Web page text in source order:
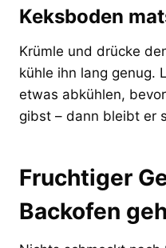
Keksboden
Krümle und drücke
kühle ihn lang genug.
etwas abkühlen,
gibst – dann bleibt er
Fruchtiger
Backofen